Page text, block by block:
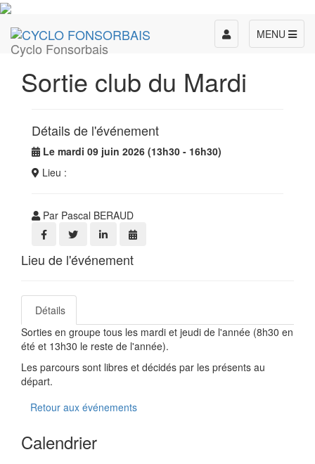
Cyclo Fonsorbais
MENU
Toggle
navigation
Sortie club du Mardi
Détails de l'événement
Le mardi 09 juin 2026 (13h30 - 16h30)
Lieu :
Par Pascal BERAUD
Lieu de l'événement
Détails
Sorties en groupe tous les mardi et jeudi de l'année (8h30 en
été et 13h30 le reste de l'année).
Les parcours sont libres et décidés par les présents au
départ.
Retour aux événements
Calendrier